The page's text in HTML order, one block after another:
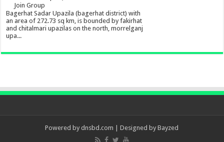
Join Group
Bagerhat Sadar Upazila (bagerhat district) with
an area of 272.73 sq km, is bounded by fakirhat
and chitalmari upazilas on the north, morrelganj
upa...
Powered by dnsbd.com | Designed byBayzed